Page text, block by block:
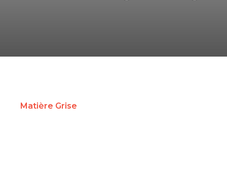
Matière Grise